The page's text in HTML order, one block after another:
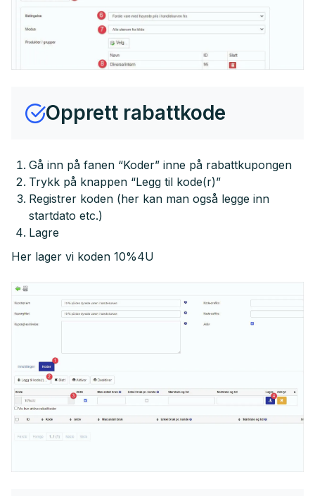
Opprett rabattkode
Gå inn på fanen “Koder” inne på rabattkupongen
Trykk på knappen “Legg til kode(r)”
Registrer koden (her kan man også legge inn
startdato etc.)
Lagre
Her lager vi koden 10%4U